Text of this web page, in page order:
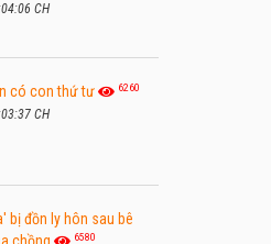
CH
có con thứ tư 6260
CH
bị đồn ly hôn sau bê
6580